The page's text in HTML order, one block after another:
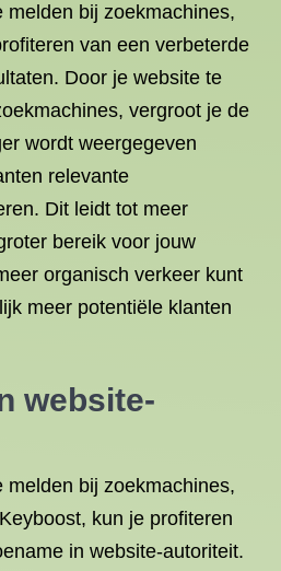
melden bij zoekmachines,
van een verbeterde
Door je website te
vergroot je de
wordt weergegeven
relevante
Dit leidt tot meer
bereik voor jouw
organisch verkeer kunt
meer potentiële klanten
website-
melden bij zoekmachines,
kun je profiteren
in website-autoriteit.